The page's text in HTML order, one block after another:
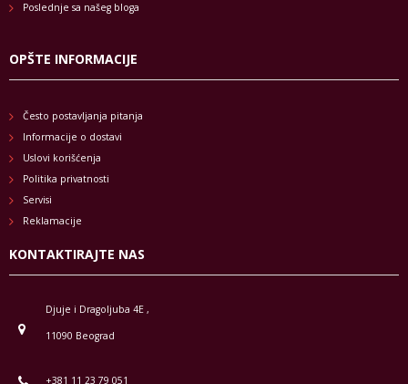
Poslednje sa našeg bloga
OPŠTE INFORMACIJE
Često postavljanja pitanja
Informacije o dostavi
Uslovi korišćenja
Politika privatnosti
Servisi
Reklamacije
KONTAKTIRAJTE NAS
Djuje i Dragoljuba 4E ,
11090 Beograd
+381 11 23 79 051